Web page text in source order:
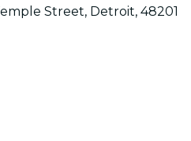
Street, Detroit, 48201